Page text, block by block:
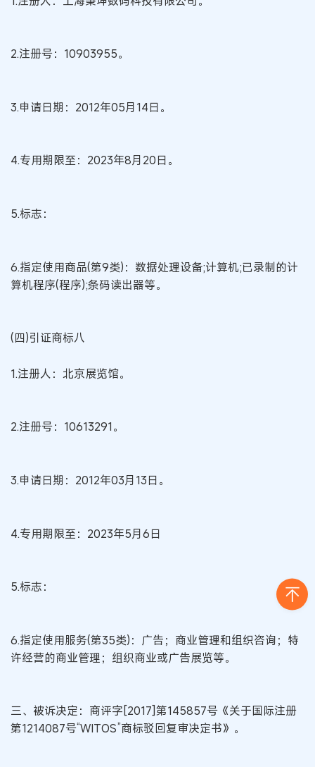
2.注册号：10903955。
3.申请日期：2012年05月14日。
4.专用期限至：2023年8月20日。
5.标志：
6.指定使用商品(第9类)：数据处理设备;计算机;已录制的计
算机程序(程序);条码读出器等。
(四)引证商标八
1.注册人：北京展览馆。
2.注册号：10613291。
3.申请日期：2012年03月13日。
4.专用期限至：2023年5月6日
5.标志：
6.指定使用服务(第35类)：广告；商业管理和组织咨询；特
许经营的商业管理；组织商业或广告展览等。
三、被诉决定：商评字[2017]第145857号《关于国际注册
第1214087号“WITOS”商标驳回复审决定书》。